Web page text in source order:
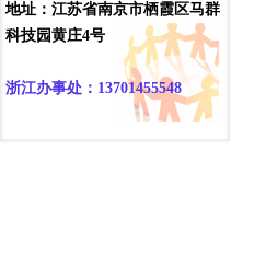
地址：江苏省南京市栖霞区马群
科技园黄庄4号
浙江办事处：13701455548